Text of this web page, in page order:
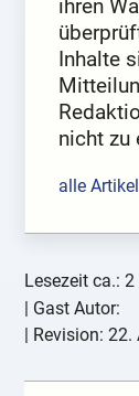
ihren
Inhalte
nicht zu
alle
Lesezeit ca.:
| Gast Autor:
| Revision:22.